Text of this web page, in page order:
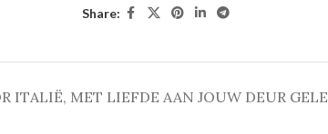
Share:
ITALIË, MET LIEFDE AAN JOUW DEUR